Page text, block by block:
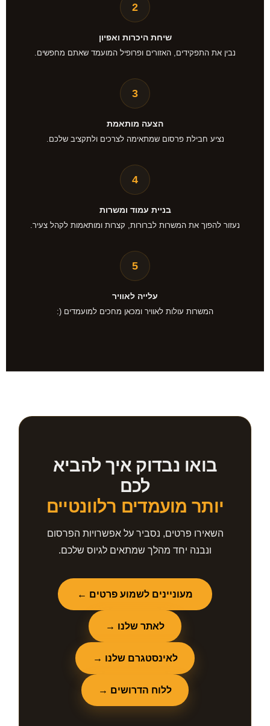
2
שיחת היכרות ואפיון
נבין את התפקידים, האזורים ופרופיל המועמד שאתם מחפשים.
3
הצעה מותאמת
נציע חבילת פרסום שמתאימה לצרכים ולתקציב שלכם.
4
בניית עמוד ומשרות
נעזור להפוך את המשרות לברורות, קצרות ומותאמות לקהל צעיר.
5
עלייה לאוויר
המשרות עולות לאוויר ומכאן מחכים למועמדים (:
בואו נבדוק איך להביא
לכם
יותר מועמדים רלוונטיים
השאירו פרטים, נסביר על אפשרויות הפרסום
ונבנה יחד מהלך שמתאים לגיוס שלכם.
מעוניינים לשמוע פרטים ←
לאתר שלנו →
לאינסטגרם שלנו →
ללוח הדרושים →